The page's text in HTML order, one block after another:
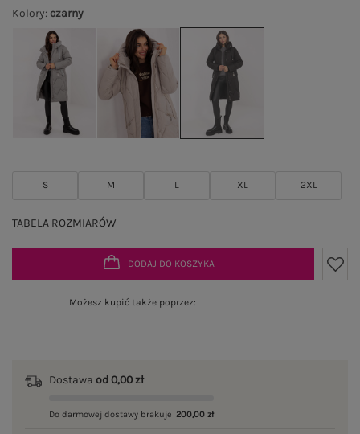
Kolory: czarny
S M L XL 2XL
TABELA ROZMIARÓW
DODAJ DO KOSZYKA
Możesz kupić także poprzez:
Dostawa od 0,00 zł
Do darmowej dostawy brakuje 200,00 zł